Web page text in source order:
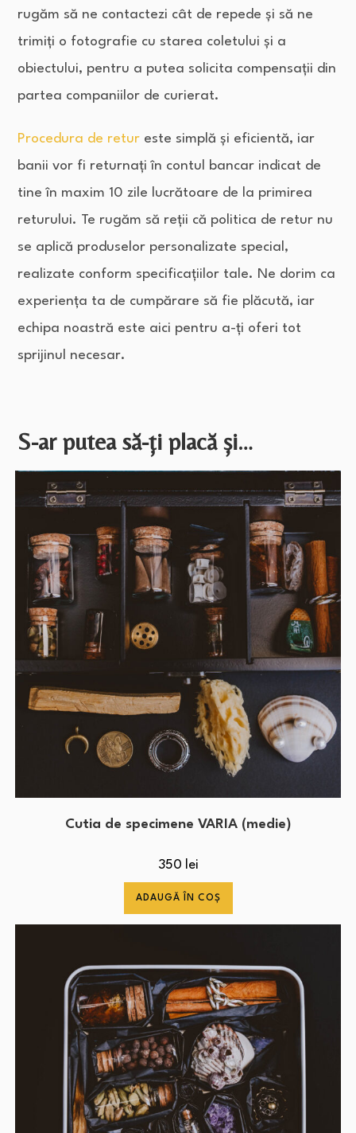
rugăm să ne contactezi cât de repede și să ne
trimiți o fotografie cu starea coletului și a
obiectului, pentru a putea solicita compensații din
partea companiilor de curierat.
Procedura de retur este simplă și eficientă, iar
banii vor fi returnați în contul bancar indicat de
tine în maxim 10 zile lucrătoare de la primirea
returului. Te rugăm să reții că politica de retur nu
se aplică produselor personalizate special,
realizate conform specificațiilor tale. Ne dorim ca
experiența ta de cumpărare să fie plăcută, iar
echipa noastră este aici pentru a-ți oferi tot
sprijinul necesar.
S-ar putea să-ți placă și…
Cutia de specimene VARIA (medie)
350 lei
ADAUGĂ ÎN COȘ